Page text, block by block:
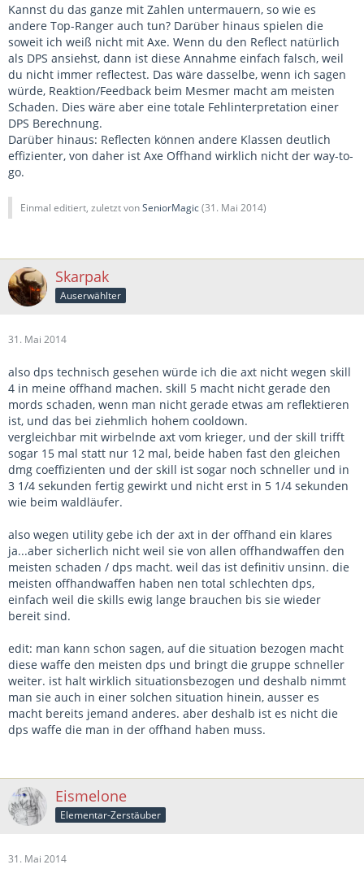
Kannst du das ganze mit Zahlen untermauern, so wie es
andere Top-Ranger auch tun? Darüber hinaus spielen die
soweit ich weiß nicht mit Axe. Wenn du den Reflect natürlich
als DPS ansiehst, dann ist diese Annahme einfach falsch, weil
du nicht immer reflectest. Das wäre dasselbe, wenn ich sagen
würde, Reaktion/Feedback beim Mesmer macht am meisten
Schaden. Dies wäre aber eine totale Fehlinterpretation einer
DPS Berechnung.
Darüber hinaus: Reflecten können andere Klassen deutlich
effizienter, von daher ist Axe Offhand wirklich nicht der way-to-
go.
Einmal editiert, zuletzt vonSeniorMagic(31. Mai 2014)
Skarpak
Auserwählter
31. Mai 2014
also dps technisch gesehen würde ich die axt nicht wegen skill
4 in meine offhand machen. skill 5 macht nicht gerade den
mords schaden, wenn man nicht gerade etwas am reflektieren
ist, und das bei ziehmlich hohem cooldown.
vergleichbar mit wirbelnde axt vom krieger, und der skill trifft
sogar 15 mal statt nur 12 mal, beide haben fast den gleichen
dmg coeffizienten und der skill ist sogar noch schneller und in
3 1/4 sekunden fertig gewirkt und nicht erst in 5 1/4 sekunden
wie beim waldläufer.
also wegen utility gebe ich der axt in der offhand ein klares
ja...aber sicherlich nicht weil sie von allen offhandwaffen den
meisten schaden / dps macht. weil das ist definitiv unsinn. die
meisten offhandwaffen haben nen total schlechten dps,
einfach weil die skills ewig lange brauchen bis sie wieder
bereit sind.
edit: man kann schon sagen, auf die situation bezogen macht
diese waffe den meisten dps und bringt die gruppe schneller
weiter. ist halt wirklich situationsbezogen und deshalb nimmt
man sie auch in einer solchen situation hinein, ausser es
macht bereits jemand anderes. aber deshalb ist es nicht die
dps waffe die man in der offhand haben muss.
Eismelone
Elementar-Zerstäuber
31. Mai 2014